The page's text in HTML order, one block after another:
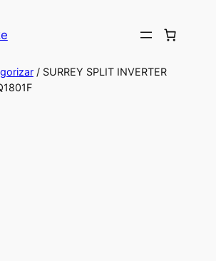
/ SURREY SPLIT INVERTER